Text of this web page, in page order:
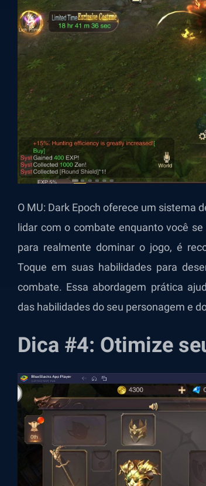
O MU: Dark Epoch oferece um sistema
lidar com o combate enquanto você
para realmente dominar o jogo, é
Toque em suas habilidades para
combate. Essa abordagem prática
das habilidades do seu personagem e
Dica #4: Otimize